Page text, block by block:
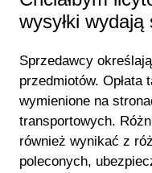
wysyłki
Sprzedawcy
przedmiotów. Opłata
wymienione na
transportowych.
również wynikać z
poleconych,